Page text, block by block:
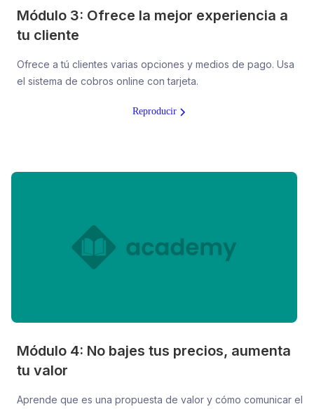
Módulo 3: Ofrece la mejor experiencia a
tu cliente
Ofrece a tú clientes varias opciones y medios de pago. Usa
el sistema de cobros online con tarjeta.
Reproducir
Módulo 4: No bajes tus precios, aumenta
tu valor
Aprende que es una propuesta de valor y cómo comunicar el